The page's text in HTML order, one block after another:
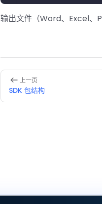
输出文件（Word、Excel、
Pager上一页
SDK 包结构